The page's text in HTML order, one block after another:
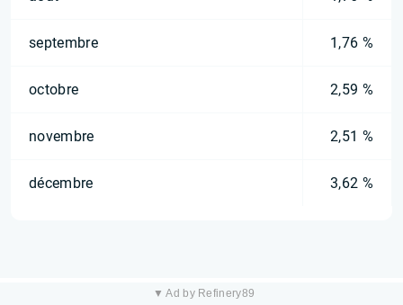
septembre 1,76 %
octobre 2,59 %
novembre 2,51 %
décembre 3,62 %
▼ Ad by Refinery89